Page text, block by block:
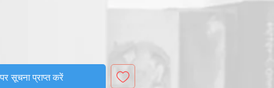
सूचना प्राप्त करें